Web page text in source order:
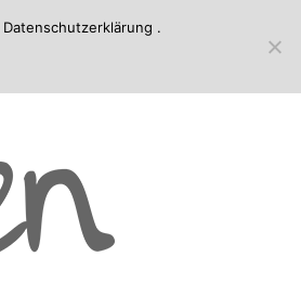
Datenschutzerklärung .